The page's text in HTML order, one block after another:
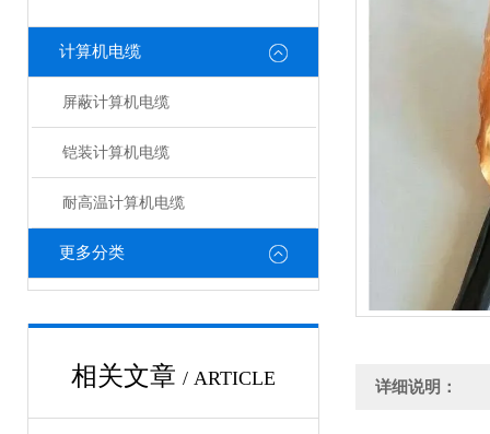
计算机电缆
屏蔽计算机电缆
铠装计算机电缆
耐高温计算机电缆
更多分类
相关文章 / ARTICLE 详细说明：